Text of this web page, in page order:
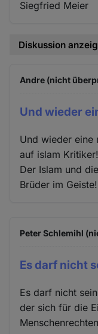
Siegfried Meier
Diskussion
Andre (nicht
Und wieder
Und wieder eine
auf islam Kritiker!
Der Islam und
Brüder im Geiste!
Peter Schlemihl
Es darf nicht
Es darf nicht
der sich für die